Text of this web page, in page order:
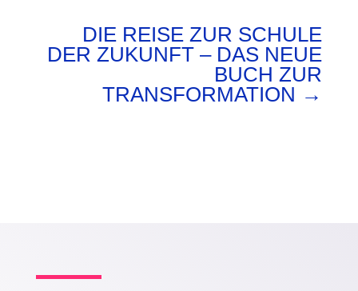
DIE REISE ZUR SCHULE
DER ZUKUNFT – DAS NEUE
BUCH ZUR
TRANSFORMATION →